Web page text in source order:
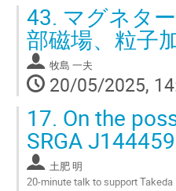
43. マグネタ
部磁場、粒子
牧島 一夫
20/05/2025,
17. On the
SRGA
土肥 明
20-minute talk to support Takeda